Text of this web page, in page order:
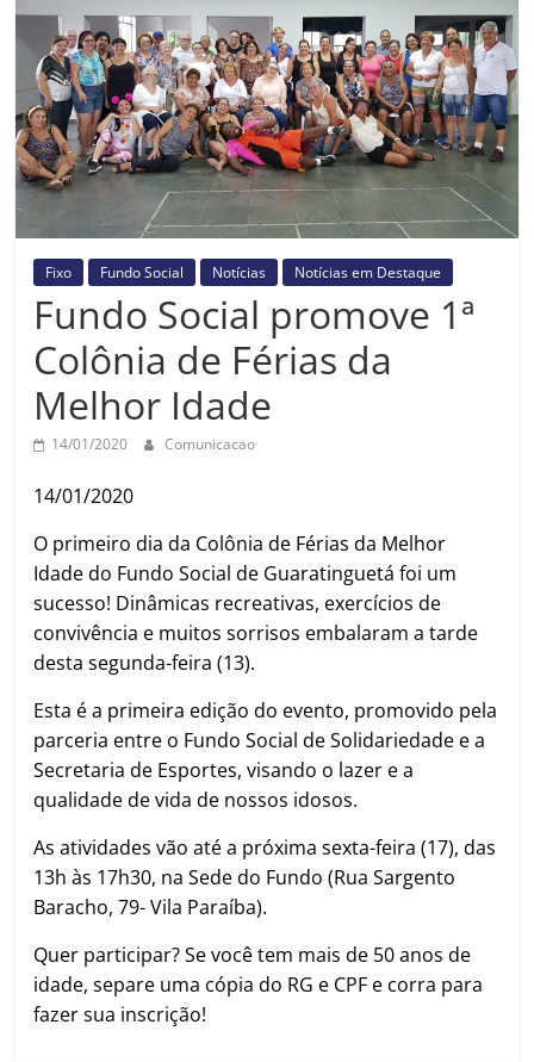
Prefeitura
Estância
Turística
Guaratinguetá
Fixo Fundo Social Notícias Notícias em Destaque
Fundo Social promove 1ª
Colônia de Férias da
Melhor Idade
14/01/2020 Comunicacao
14/01/2020
O primeiro dia da Colônia de Férias da Melhor
Idade do Fundo Social de Guaratinguetá foi um
sucesso! Dinâmicas recreativas, exercícios de
convivência e muitos sorrisos embalaram a tarde
desta segunda-feira (13).
Esta é a primeira edição do evento, promovido pela
parceria entre o Fundo Social de Solidariedade e a
Secretaria de Esportes, visando o lazer e a
qualidade de vida de nossos idosos.
As atividades vão até a próxima sexta-feira (17), das
13h às 17h30, na Sede do Fundo (Rua Sargento
Baracho, 79- Vila Paraíba).
Quer participar? Se você tem mais de 50 anos de
idade, separe uma cópia do RG e CPF e corra para
fazer sua inscrição!